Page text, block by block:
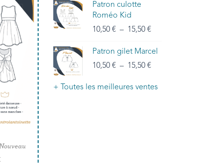
Patron culotte
Roméo Kid
10,50 € – 15,50 €
Patron gilet Marcel
10,50 € – 15,50 €
+ Toutes les meilleures ventes